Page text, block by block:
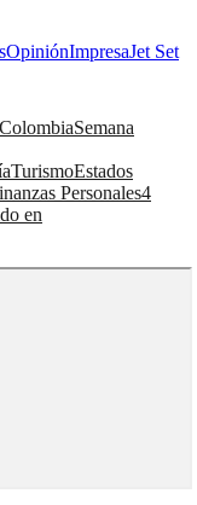
OpiniónImpresaJet Set
Semana
TurismoEstados
Personales4
en